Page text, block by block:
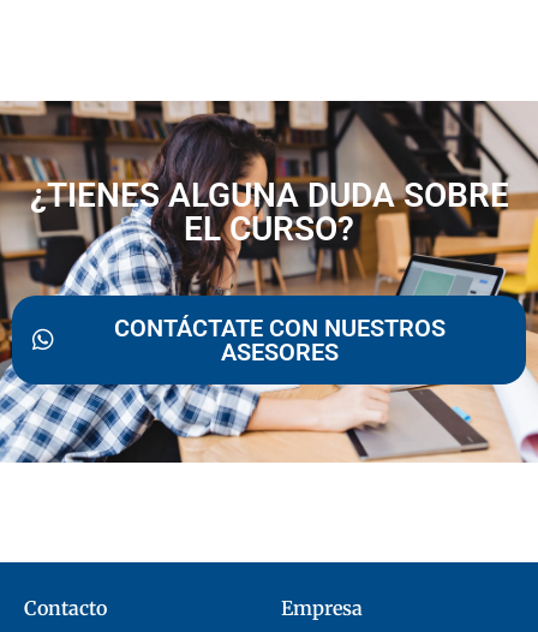
¿TIENES ALGUNA DUDA SOBRE
EL CURSO?
CONTÁCTATE CON NUESTROS
ASESORES
Contacto Empresa